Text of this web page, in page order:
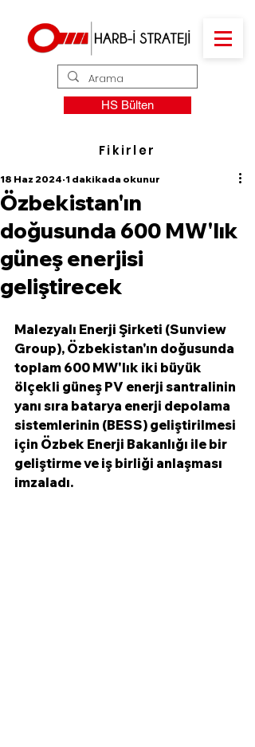
HS Bülten
Fikirler
Özbekistan'ın
doğusunda 600 MW'lık
güneş enerjisi
geliştirecek
18 Haz 2024 1 dakikada okunur
Malezyalı Enerji Şirketi (Sunview
Group), Özbekistan'ın doğusunda
toplam 600 MW'lık iki büyük
ölçekli güneş PV enerji santralinin
yanı sıra batarya enerji depolama
sistemlerinin (BESS) geliştirilmesi
için Özbek Enerji Bakanlığı ile bir
geliştirme ve iş birliği anlaşması
imzaladı.